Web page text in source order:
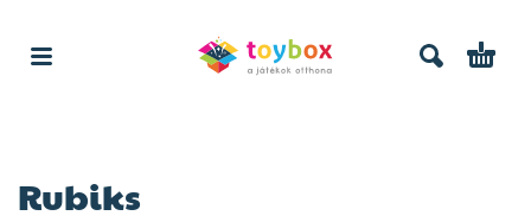
Rubiks